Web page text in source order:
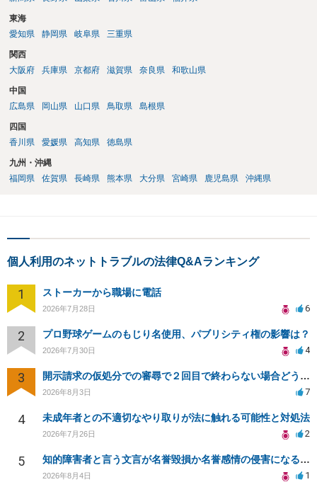
東海
愛知県
静岡県 岐阜県 三重県
関西
大阪府
兵庫県 京都府 滋賀県 奈良県 和歌山県
中国
広島県
岡山県 山口県 鳥取県 島根県
四国
香川県
愛媛県 高知県 徳島県
九州・沖縄
福岡県
佐賀県 長崎県 熊本県 大分県 宮崎県 鹿児島県 沖縄県
個人利用のネットトラブルの法律Q&Aランキング
1 ストーカーから職場に電話
2026年7月28日 6
2 プロ野球ゲームのもじり名使用、パブリシティ権の影響は？
2026年7月30日 4
3 開示請求の仮処分での審尋で２回目で終わらない場合どうしたらいいですか
2026年8月3日 7
4 未成年者との不適切なやり取りが法に触れる可能性と対処法
2026年7月26日 2
5 知的障害者と言う文言が名誉毀損か名誉感情の侵害になるか教えてほしい。
2026年8月4日 1